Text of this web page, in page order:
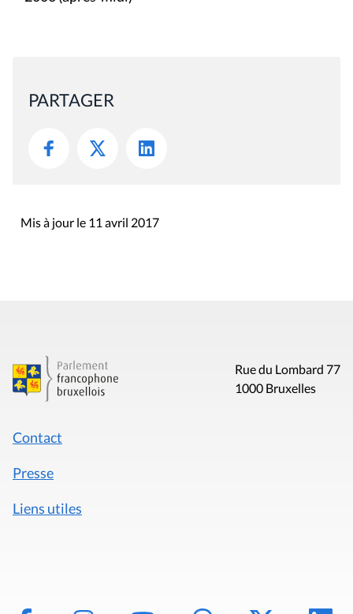
PARTAGER
Mis à jour le 11 avril 2017
Rue du Lombard 77
1000 Bruxelles
Contact
Presse
Liens utiles